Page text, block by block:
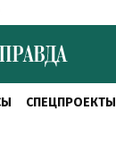
СПЕЦПРОЕКТЫ